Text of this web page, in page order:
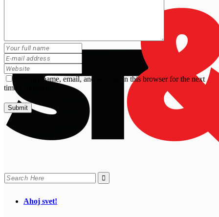
Save my name, email, and website in this browser for the next
time I comment.
Search
for:
Ahoj svet!